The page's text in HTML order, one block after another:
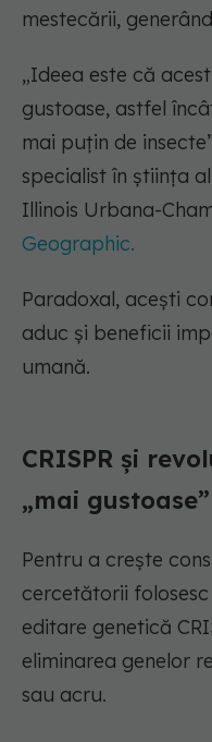
mestecării,
„Ideea este că
gustoase, astfel
mai puțin de
specialist în știința
Illinois Urbana-
Geographic.
Paradoxal, acești
aduc și beneficii
umană.
CRISPR și
„mai gustoase”
Pentru a crește
cercetătorii
editare genetică
eliminarea genelor
sau acru.